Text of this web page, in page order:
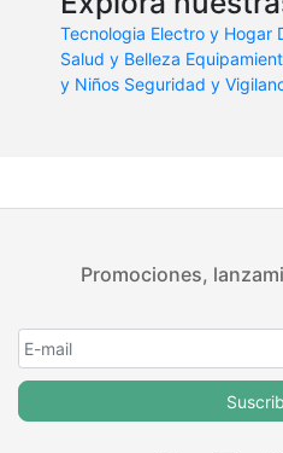
Tecnologia Electro y Hogar
Salud y Belleza
y Niños Seguridad y
Promociones,